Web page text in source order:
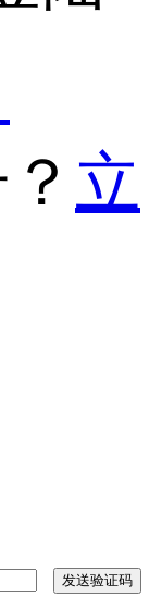
立
发送验证码